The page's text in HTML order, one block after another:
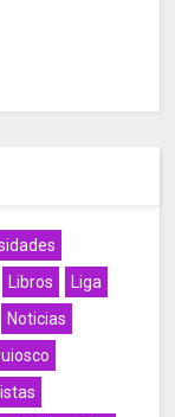
Libros
Liga
Noticias